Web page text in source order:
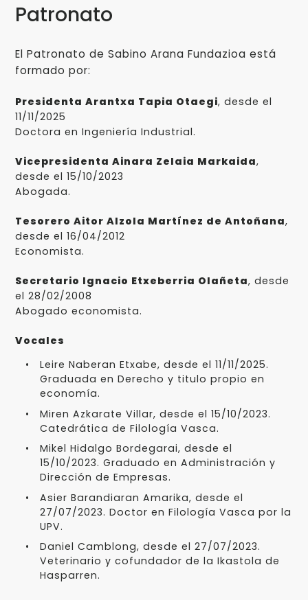
Patronato
El Patronato de Sabino Arana Fundazioa está
formado por:
Presidenta Arantxa Tapia Otaegi, desde el
11/11/2025
Doctora en Ingeniería Industrial.
Vicepresidenta Ainara Zelaia Markaida,
desde el 15/10/2023
Abogada.
Tesorero Aitor Alzola Martínez de Antoñana,
desde el 16/04/2012
Economista.
Secretario Ignacio Etxeberria Olañeta, desde
el 28/02/2008
Abogado economista.
Vocales
Leire Naberan Etxabe, desde el 11/11/2025.
Graduada en Derecho y titulo propio en
economía.
Miren Azkarate Villar, desde el 15/10/2023.
Catedrática de Filología Vasca.
Mikel Hidalgo Bordegarai, desde el
15/10/2023. Graduado en Administración y
Dirección de Empresas.
Asier Barandiaran Amarika, desde el
27/07/2023. Doctor en Filología Vasca por la
UPV.
Daniel Camblong, desde el 27/07/2023.
Veterinario y cofundador de la Ikastola de
Hasparren.